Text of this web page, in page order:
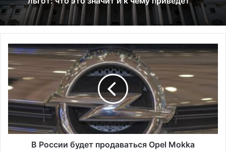
льгот: что это значит и к чему приведёт
Bitcoin преодолевает $97 000:
криптовалютный рынок на подъеме
В
Р
о
с
с
и
и
б
у
В России будет продаваться Opel Mokka